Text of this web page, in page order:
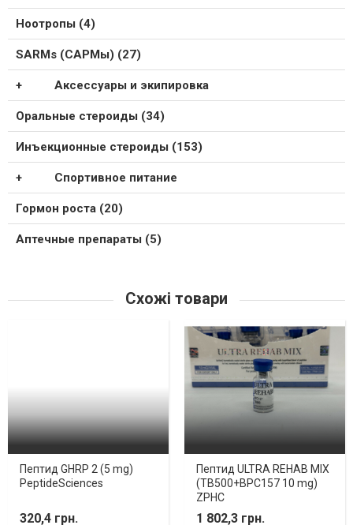
Ноотропы (4)
SARMs (САРМы) (27)
Аксессуары и экипировка
Оральные стероиды (34)
Инъекционные стероиды (153)
Спортивное питание
Гормон роста (20)
Аптечные препараты (5)
Схожі товари
Пептид GHRP 2 (5 mg)
PeptideSciences
320,4 грн.
Пептид ULTRA REHAB MIX
(TB500+BPC157 10 mg)
ZPHC
1 802,3 грн.